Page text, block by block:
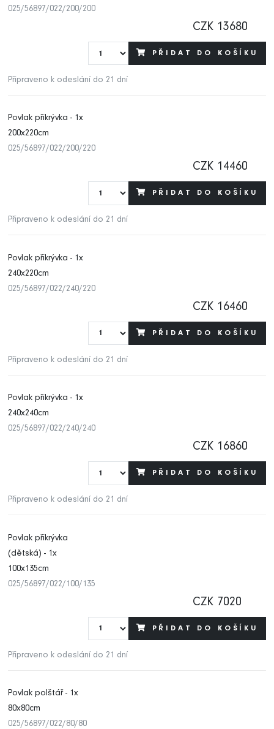
025/56897/022/200/200
CZK 13680
PŘIDAT DO KOŠÍKU
Připraveno k odeslání do 21 dní
Povlak přikrývka - 1x
200x220cm
025/56897/022/200/220
CZK 14460
PŘIDAT DO KOŠÍKU
Připraveno k odeslání do 21 dní
Povlak přikrývka - 1x
240x220cm
025/56897/022/240/220
CZK 16460
PŘIDAT DO KOŠÍKU
Připraveno k odeslání do 21 dní
Povlak přikrývka - 1x
240x240cm
025/56897/022/240/240
CZK 16860
PŘIDAT DO KOŠÍKU
Připraveno k odeslání do 21 dní
Povlak přikrývka
(dětská) - 1x
100x135cm
025/56897/022/100/135
CZK 7020
PŘIDAT DO KOŠÍKU
Připraveno k odeslání do 21 dní
Povlak polštář - 1x
80x80cm
025/56897/022/80/80